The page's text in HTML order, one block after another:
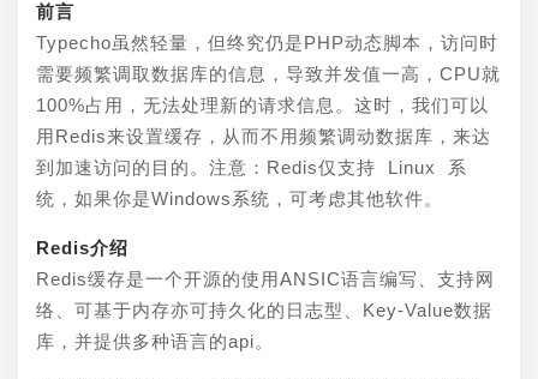
前言
Typecho虽然轻量，但终究仍是PHP动态脚本，访问时
需要频繁调取数据库的信息，导致并发值一高，CPU就
100%占用，无法处理新的请求信息。这时，我们可以
用Redis来设置缓存，从而不用频繁调动数据库，来达
到加速访问的目的。注意：Redis仅支持 Linux 系
统，如果你是Windows系统，可考虑其他软件。
Redis介绍
Redis缓存是一个开源的使用ANSIC语言编写、支持网
络、可基于内存亦可持久化的日志型、Key-Value数据
库，并提供多种语言的api。